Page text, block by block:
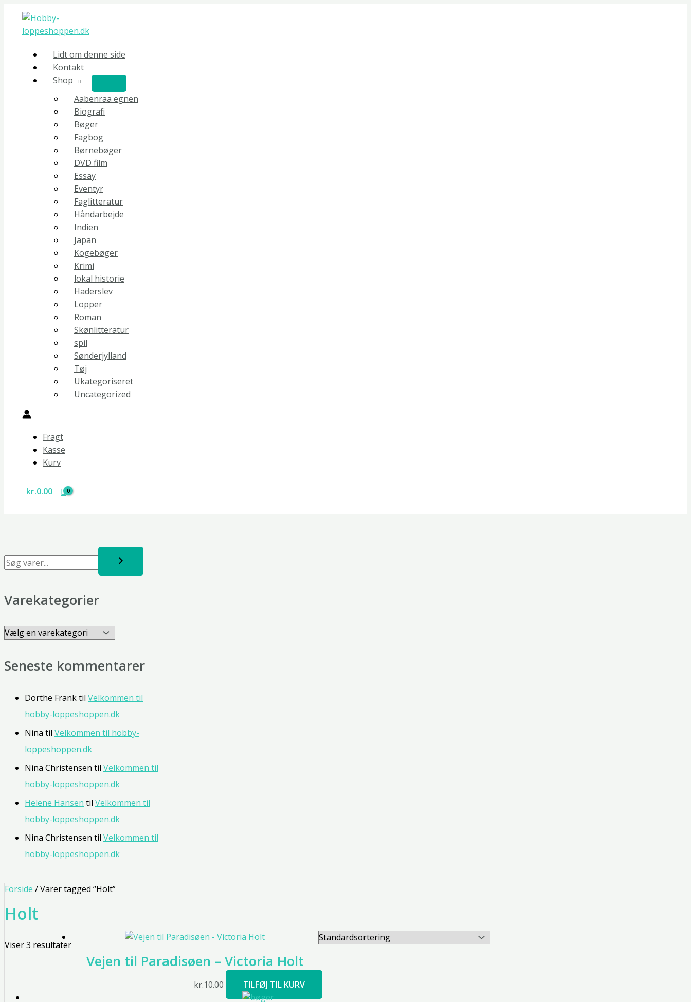
indholdet
Lidt om denne side
Kontakt
Shop
Aabenraa egnen
Biografi
Bøger
Fagbog
Børnebøger
DVD film
Essay
Eventyr
Faglitteratur
Håndarbejde
Indien
Japan
Kogebøger
Krimi
lokal historie
Haderslev
Lopper
Roman
Skønlitteratur
spil
Sønderjylland
Tøj
Ukategoriseret
Uncategorized
Fragt
Kasse
Kurv
kr.0.00
Varekategorier
Seneste kommentarer
Dorthe Franktil Velkommen til
hobby-loppeshoppen.dk
Nina til Velkommen til hobby-
loppeshoppen.dk
Nina Christensen til Velkommen til
hobby-loppeshoppen.dk
Helene Hansen til Velkommen til
hobby-loppeshoppen.dk
Nina Christensen til Velkommen til
hobby-loppeshoppen.dk
Forside / Varer tagged “Holt”
Holt
Viser 3 resultater
Vejen til Paradisøen – Victoria Holt
kr.10.00 TILFØJ TIL KURV